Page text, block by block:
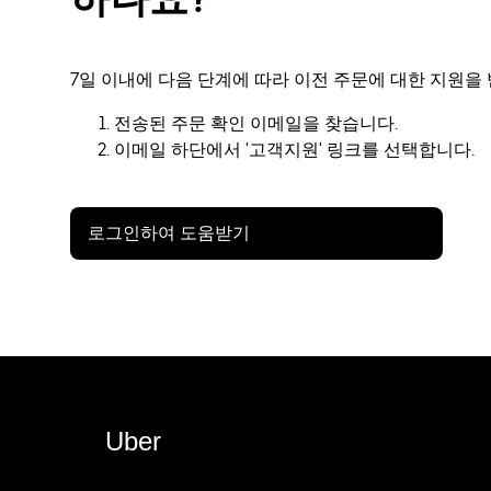
7일 이내에 다음 단계에 따라 이전 주문에 대한 지원을
전송된 주문 확인 이메일을 찾습니다.
이메일 하단에서 '고객지원' 링크를 선택합니다.
로그인하여 도움받기
Uber